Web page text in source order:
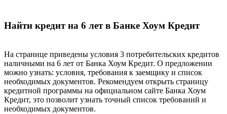
Найти кредит на 6 лет в Банке Хоум Кредит
На странице приведены условия 3 потребительских кредитов
наличными на 6 лет от Банка Хоум Кредит. О предложении
можно узнать: условия, требования к заемщику и список
необходимых документов. Рекомендуем открыть страницу
кредитной программы на официальном сайте Банка Хоум
Кредит, это позволит узнать точный список требований и
необходимых документов.